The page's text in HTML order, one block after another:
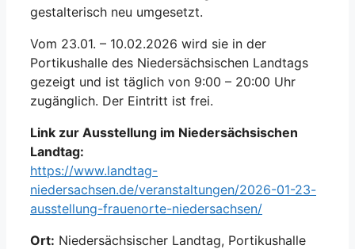
gestalterisch neu umgesetzt.
Vom 23.01. – 10.02.2026 wird sie in der
Portikushalle des Niedersächsischen Landtags
gezeigt und ist täglich von 9:00 – 20:00 Uhr
zugänglich. Der Eintritt ist frei.
Link zur Ausstellung im Niedersächsischen
Landtag:
https://www.landtag-
niedersachsen.de/veranstaltungen/2026-01-23-
ausstellung-frauenorte-niedersachsen/
Ort: Niedersächsischer Landtag, Portikushalle